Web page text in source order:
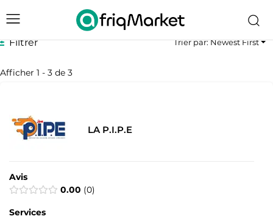
Filtrer
Afficher 1 - 3 de 3
Trier par: Newest First
LA P.I.P.E
Avis
0.00 0
Services